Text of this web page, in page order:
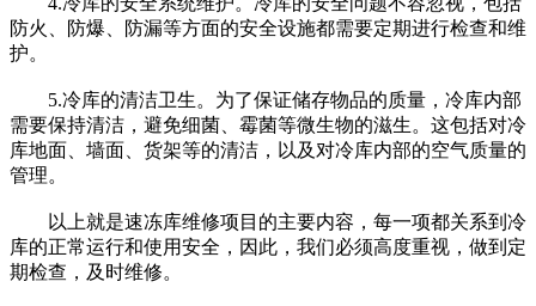
防火、防爆、防漏等方面的安全设施都需要定期进行检查和维
护。
5.冷库的清洁卫生。为了保证储存物品的质量，冷库内部
需要保持清洁，避免细菌、霉菌等微生物的滋生。这包括对冷
库地面、墙面、货架等的清洁，以及对冷库内部的空气质量的
管理。
以上就是速冻库维修项目的主要内容，每一项都关系到冷
库的正常运行和使用安全，因此，我们必须高度重视，做到定
期检查，及时维修。